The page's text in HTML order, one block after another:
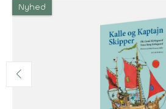
Nyhed